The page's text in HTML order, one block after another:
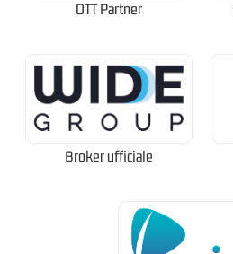
OTT Partner
Broker ufficiale